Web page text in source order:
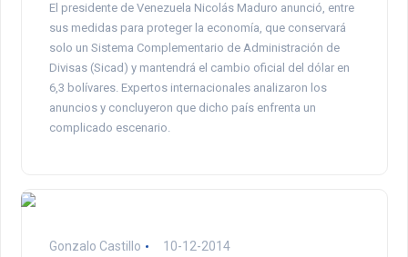
El presidente de Venezuela Nicolás Maduro anunció, entre
sus medidas para proteger la economía, que conservará
solo un Sistema Complementario de Administración de
Divisas (Sicad) y mantendrá el cambio oficial del dólar en
6,3 bolívares. Expertos internacionales analizaron los
anuncios y concluyeron que dicho país enfrenta un
complicado escenario.
Gonzalo Castillo 10-12-2014